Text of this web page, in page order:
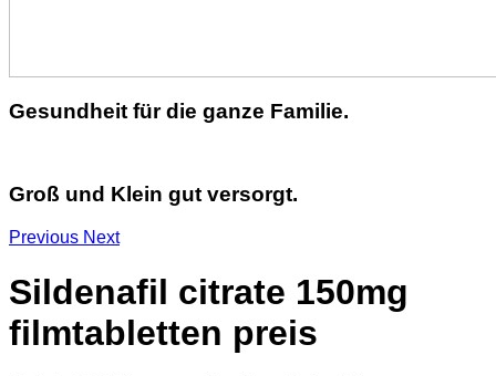
Gesundheit für die ganze Familie.
Groß und Klein gut versorgt.
Previous Next
Sildenafil citrate 150mg
filmtabletten preis